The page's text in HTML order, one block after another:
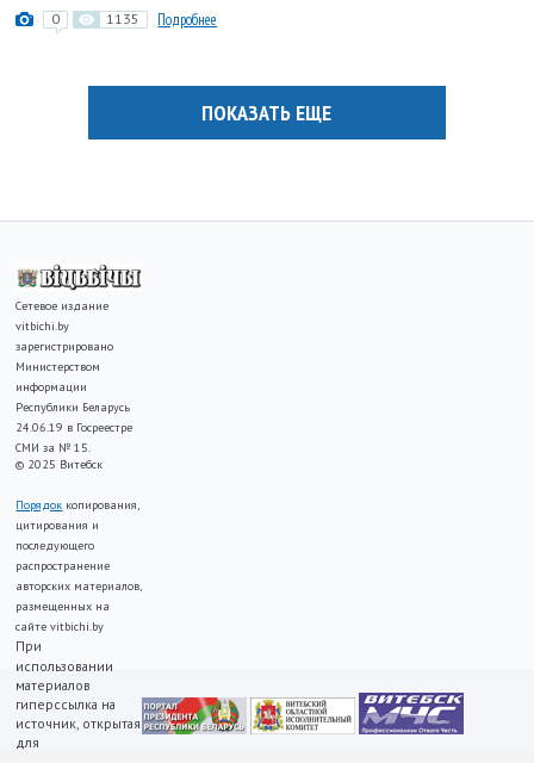
0 1135 Подробнее
ПОКАЗАТЬ ЕЩЕ
Сетевое издание
vitbichi.by
зарегистрировано
Министерством
информации
Республики Беларусь
24.06.19 в Госреестре
СМИ за № 15.
© 2025 Витебск
Порядок копирования,
цитирования и
последующего
распространение
авторских материалов,
размещенных на
сайте vitbichi.by
При
использовании
материалов
гиперссылка на
источник, открытая
для